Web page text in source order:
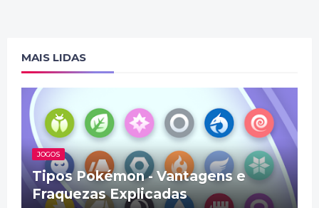
MAIS LIDAS
JOGOS
Tipos Pokémon - Vantagens e
Fraquezas Explicadas